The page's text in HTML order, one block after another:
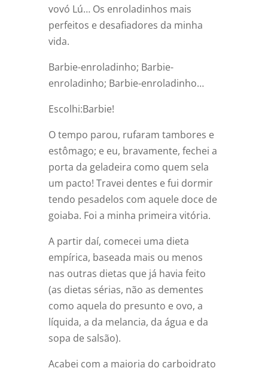
vovó Lú… Os enroladinhos mais
perfeitos e desafiadores da minha
vida.
Barbie-enroladinho; Barbie-
enroladinho; Barbie-enroladinho…
Escolhi:Barbie!
O tempo parou, rufaram tambores e
estômago; e eu, bravamente, fechei a
porta da geladeira como quem sela
um pacto! Travei dentes e fui dormir
tendo pesadelos com aquele doce de
goiaba. Foi a minha primeira vitória.
A partir daí, comecei uma dieta
empírica, baseada mais ou menos
nas outras dietas que já havia feito
(as dietas sérias, não as dementes
como aquela do presunto e ovo, a
líquida, a da melancia, da água e da
sopa de salsão).
Acabei com a maioria do carboidrato